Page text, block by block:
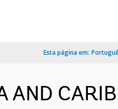
Esta página em:
AND